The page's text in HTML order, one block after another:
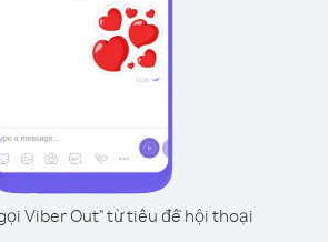
Viber Out" từ tiêu đề hội thoại